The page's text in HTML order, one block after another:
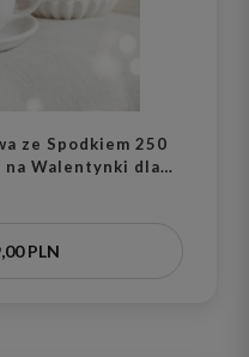
ze Spodkiem 250
na Walentynki dla
PLN